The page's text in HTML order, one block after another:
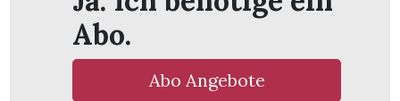
Abo.
Abo Angebote